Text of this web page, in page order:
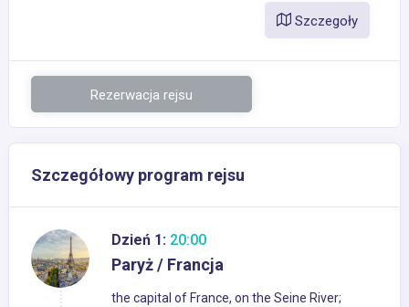
Szczegoły
Rezerwacja rejsu
Szczegółowy program rejsu
Dzień 1: 20:00
Paryż / Francja
the capital of France, on the Seine River;